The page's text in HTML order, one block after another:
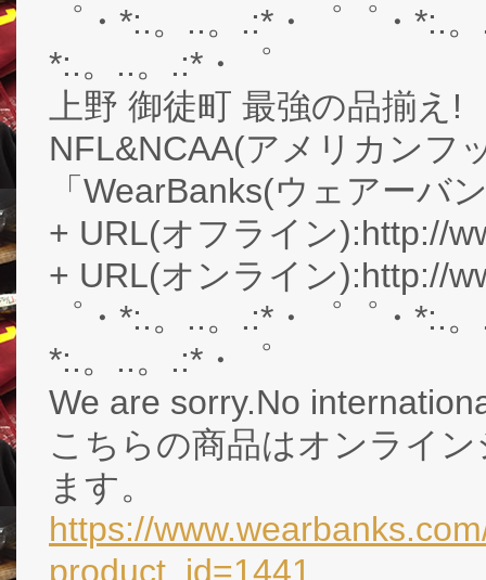
゜・*:.。..。.:*・゜゜・*:.
*:.。..。.:*・゜
上野 御徒町 最強の品揃え!
NFL&NCAA(アメリカンフ
「WearBanks(ウェアーバ
+ URL(オフライン):http://
+ URL(オンライン):http://
゜・*:.。..。.:*・゜゜・*:.
*:.。..。.:*・゜
We are sorry.No
こちらの商品はオンライ
ます。
https://
product_id=1441